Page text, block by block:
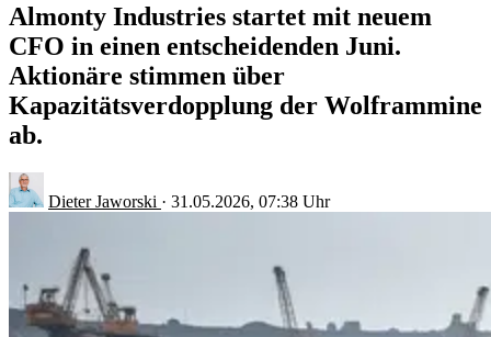
Almonty Industries startet mit neuem
CFO in einen entscheidenden Juni.
Aktionäre stimmen über
Kapazitätsverdopplung der Wolframmine
ab.
Dieter Jaworski · 31.05.2026, 07:38 Uhr